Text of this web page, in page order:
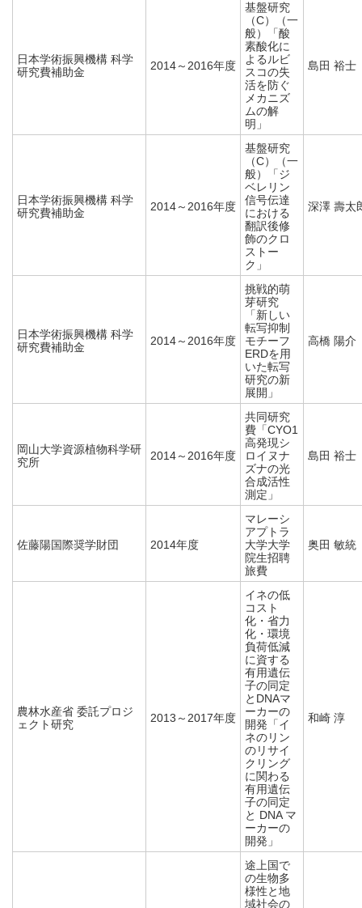
日本学術振興機構 科学
研究費補助金
2014～2016年度
基盤研究
（C）（一
般）「酸
素酸化に
よるルビ
スコの失
活を防ぐ
メカニズ
ムの解
明」
島田 裕士
日本学術振興機構 科学
研究費補助金
2014～2016年度
基盤研究
（C）（一
般）「ジ
ベレリン
信号伝達
における
翻訳後修
飾のクロ
ストー
ク」
深澤 壽太
日本学術振興機構 科学
研究費補助金
2014～2016年度
挑戦的萌
芽研究
「新しい
転写抑制
モチーフ
ERDを用
いた転写
研究の新
展開」
高橋 陽介
岡山大学資源植物科学研
究所
2014～2016年度
共同研究
費「CYO1
高発現シ
ロイヌナ
ズナの光
合成活性
測定」
島田 裕士
佐藤陽国際奨学財団 2014年度
マレーシ
アプトラ
大学大学
院生招聘
旅費
奥田 敏統
農林水産省 委託プロジ
ェクト研究
2013～2017年度
イネの低
コスト
化・省力
化・環境
負荷低減
に資する
有用遺伝
子の同定
とDNAマ
ーカーの
開発「イ
ネのリン
のリサイ
クリング
に関わる
有用遺伝
子の同定
と DNA マ
ーカーの
開発」
和崎 淳
途上国で
の生物多
様性と地
域社会の